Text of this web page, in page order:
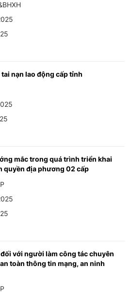
nạn lao động cấp tỉnh
mắc trong quá trình triển khai
quyền địa phương 02 cấp
với người làm công tác chuyên
toàn thông tin mạng, an ninh